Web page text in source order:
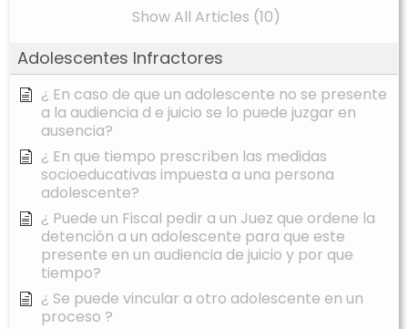
Show All Articles (10)
Adolescentes Infractores
¿ En caso de que un adolescente no se presente
a la audiencia d e juicio se lo puede juzgar en
ausencia?
¿ En que tiempo prescriben las medidas
socioeducativas impuesta a una persona
adolescente?
¿ Puede un Fiscal pedir a un Juez que ordene la
detención a un adolescente para que este
presente en un audiencia de juicio y por que
tiempo?
¿ Se puede vincular a otro adolescente en un
proceso ?